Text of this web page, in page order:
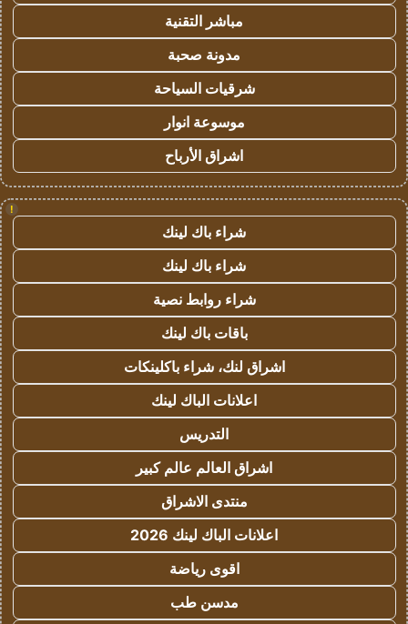
مباشر التقنية
مدونة صحبة
شرقيات السياحة
موسوعة انوار
اشراق الأرباح
!
شراء باك لينك
شراء باك لينك
شراء روابط نصية
باقات باك لينك
اشراق لنك، شراء باكلينكات
اعلانات الباك لينك
التدريس
اشراق العالم عالم كبير
منتدى الاشراق
اعلانات الباك لينك 2026
اقوى رياضة
مدسن طب